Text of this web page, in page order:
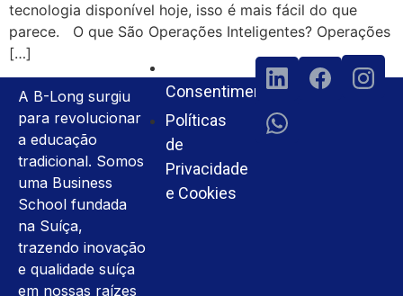
tecnologia disponível hoje, isso é mais fácil do que
parece. O que São Operações Inteligentes? Operações
[…]
A B-Long surgiu
para revolucionar
a educação
tradicional. Somos
uma Business
School fundada
na Suíça,
trazendo inovação
e qualidade suíça
em nossas raízes
Consentimento
Políticas
de
Privacidade
e Cookies